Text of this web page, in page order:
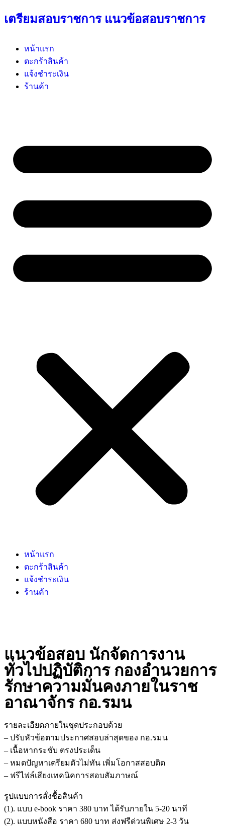
เตรียมสอบราชการ แนวข้อสอบราชการ
หน้าแรก
ตะกร้าสินค้า
แจ้งชำระเงิน
ร้านค้า
หน้าแรก
ตะกร้าสินค้า
แจ้งชำระเงิน
ร้านค้า
แนวข้อสอบ นักจัดการงาน
ทั่วไปปฏิบัติการ กองอำนวยการ
รักษาความมั่นคงภายในราช
อาณาจักร กอ.รมน
รายละเอียดภายในชุดประกอบด้วย
– ปรับหัวข้อตามประกาศสอบล่าสุดของ กอ.รมน
– เนื้อหากระชับ ตรงประเด็น
– หมดปัญหาเตรียมตัวไม่ทัน เพิ่มโอกาสสอบติด
– ฟรีไฟล์เสียงเทคนิคการสอบสัมภาษณ์
รูปแบบการสั่งชื้อสินค้า
(1). แบบ e-book ราคา 380 บาท ได้รับภายใน 5-20 นาที
(2). แบบหนังสือ ราคา 680 บาท ส่งฟรีด่วนพิเศษ 2-3 วัน